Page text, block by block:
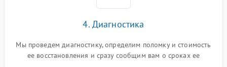
4. Диагностика
Мы проведем диагностику, определим поломку и стоимость
ее восстановления и сразу сообщим вам о сроках ее